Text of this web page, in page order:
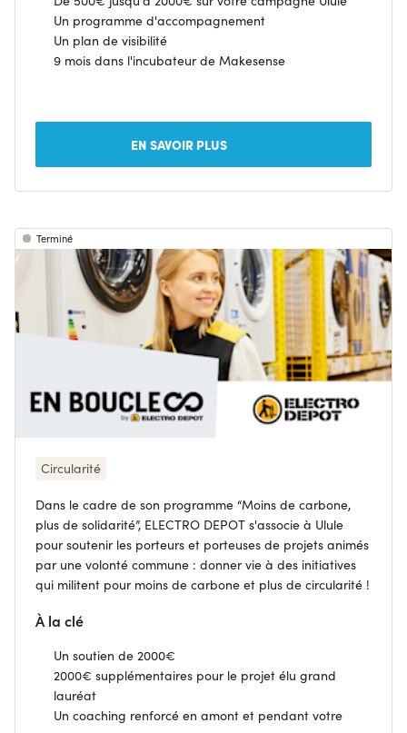
Un programme d'accompagnement
Un plan de visibilité
9 mois dans l'incubateur de Makesense
EN SAVOIR PLUS
Terminé
Circularité
Dans le cadre de son programme “Moins de carbone,
plus de solidarité”, ELECTRO DEPOT s'associe à Ulule
pour soutenir les porteurs et porteuses de projets animés
par une volonté commune : donner vie à des initiatives
qui militent pour moins de carbone et plus de circularité !
À la clé
Un soutien de 2000€
2000€ supplémentaires pour le projet élu grand
lauréat
Un coaching renforcé en amont et pendant votre